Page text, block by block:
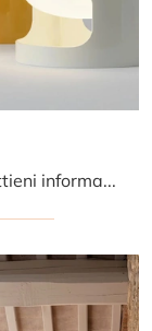
Lampade da tavolo: ottieni informazioni sulla lampada KD28 in plastica che ti presentiamo.